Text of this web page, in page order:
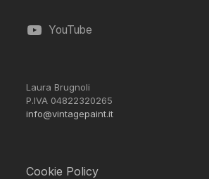
YouTube
Laura Brugnoli
P.IVA 04822320265
info@vintagepaint.it
Cookie Policy